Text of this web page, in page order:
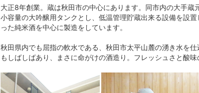
大正8年創業。蔵は秋田市の中心にあります。同市内の大手
小容量の大吟醸用タンクとし、低温管理貯蔵出来る設備を設
った純米酒を中心に製造をしています。
秋田県内でも屈指の軟水である、秋田市太平山麓の湧き水を
もしばしばあり、まさに命がけの酒造り。フレッシュさと酸